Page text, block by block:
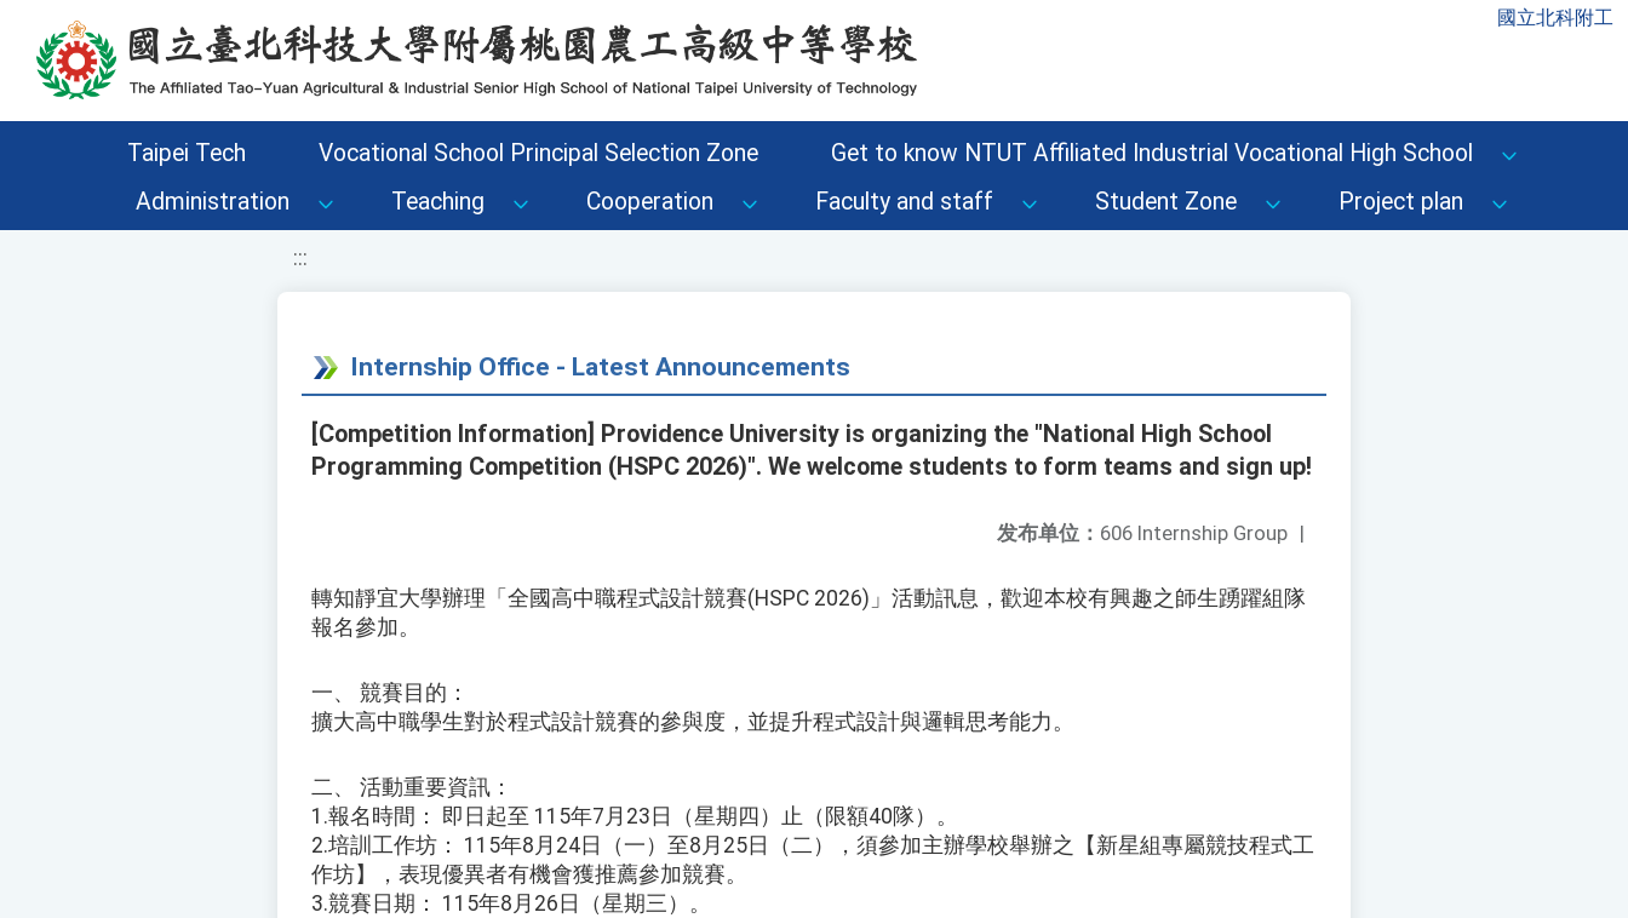
移至網頁之主要內容區位置 國立北科附工
Taipei Tech Vocational School Principal Selection Zone
Get to know NTUT Affiliated Industrial Vocational High School
Administration
Teaching Cooperation Faculty and staff Student Zone Project plan
:::
Internship Office - Latest Announcements
[Competition Information] Providence University is organizing the "National High School
Programming Competition (HSPC 2026)". We welcome students to form teams and sign up!
发布单位： 606 Internship Group |
轉知靜宜大學辦理「全國高中職程式設計競賽(HSPC 2026)」活動訊息，歡迎本校有興趣之師生踴躍組隊
報名參加。
一、 競賽目的：
擴大高中職學生對於程式設計競賽的參與度，並提升程式設計與邏輯思考能力。
二、 活動重要資訊：
1.報名時間： 即日起至 115年7月23日（星期四）止（限額40隊）。
2.培訓工作坊： 115年8月24日（一）至8月25日（二），須參加主辦學校舉辦之【新星組專屬競技程式工
作坊】，表現優異者有機會獲推薦參加競賽。
3.競賽日期： 115年8月26日（星期三）。